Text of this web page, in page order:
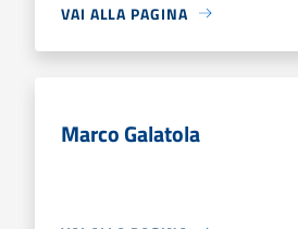
VAI ALLA PAGINA
Marco Galatola